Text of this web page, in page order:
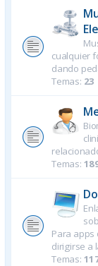
cualquier
dando
Temas: 23
Temas:
Para
dirigirse a
Temas: